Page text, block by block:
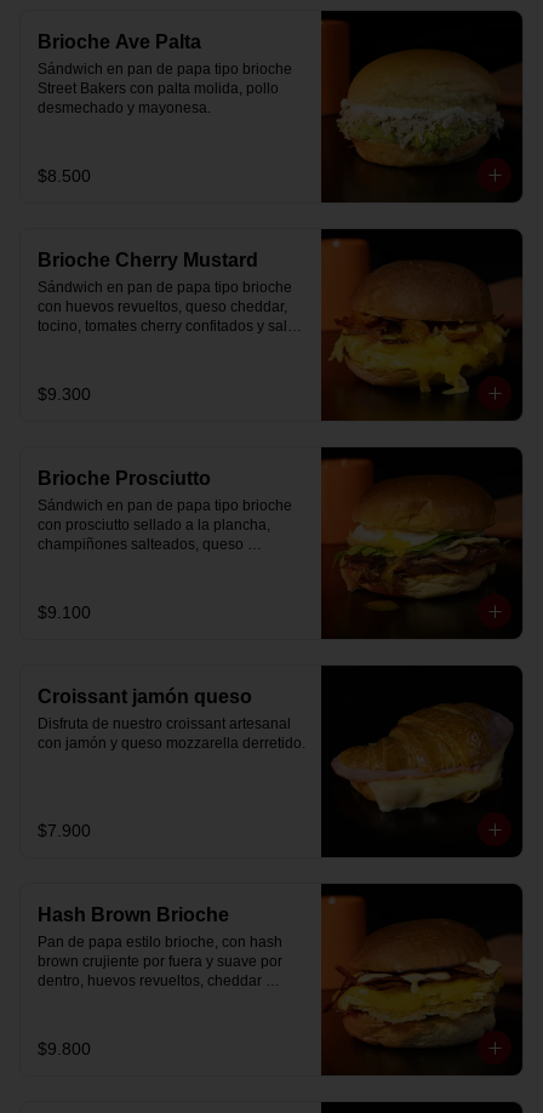
Brioche Ave Palta
Sándwich en pan de papa tipo brioche
Street Bakers con palta molida, pollo
desmechado y mayonesa.
$8.500
Brioche Cherry Mustard
Sándwich en pan de papa tipo brioche
con huevos revueltos, queso cheddar,
tocino, tomates cherry confitados y salsa
$9.300
Brioche Prosciutto
Sándwich en pan de papa tipo brioche
con prosciutto sellado a la plancha,
champiñones salteados, queso
$9.100
Croissant jamón queso
Disfruta de nuestro croissant artesanal
con jamón y queso mozzarella derretido.
$7.900
Hash Brown Brioche
Pan de papa estilo brioche, con hash
brown crujiente por fuera y suave por
dentro, huevos revueltos, cheddar
partir el día en modo desayuno buffet.
$9.800